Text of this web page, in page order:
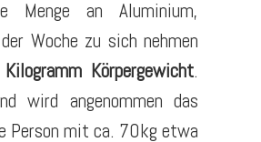
Menge an Aluminium,
Woche zu sich nehmen
Körpergewicht.
wird angenommen das
Person mit ca. 70kg etwa